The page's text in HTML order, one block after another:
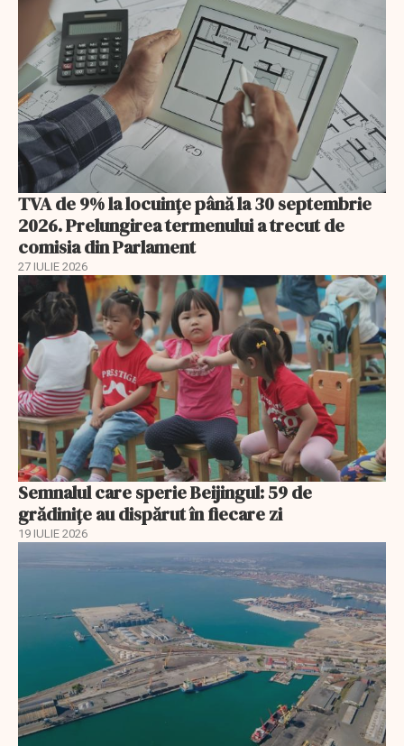
TVA de 9% la locuințe până la 30 septembrie
2026. Prelungirea termenului a trecut de
comisia din Parlament
27 IULIE 2026
Semnalul care sperie Beijingul: 59 de
grădinițe au dispărut în fiecare zi
19 IULIE 2026